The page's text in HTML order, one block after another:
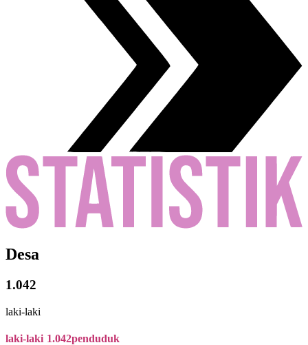
Desa
1.042
laki-laki
laki-laki 1.042penduduk